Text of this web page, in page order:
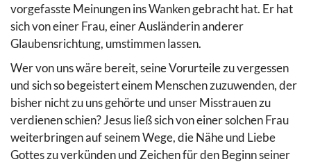
vorgefasste Meinungen ins Wanken gebracht hat. Er hat
sich von einer Frau, einer Ausländerin anderer
Glaubensrichtung, umstimmen lassen.
Wer von uns wäre bereit, seine Vorurteile zu vergessen
und sich so begeistert einem Menschen zuzuwenden, der
bisher nicht zu uns gehörte und unser Misstrauen zu
verdienen schien? Jesus ließ sich von einer solchen Frau
weiterbringen auf seinem Wege, die Nähe und Liebe
Gottes zu verkünden und Zeichen für den Beginn seiner